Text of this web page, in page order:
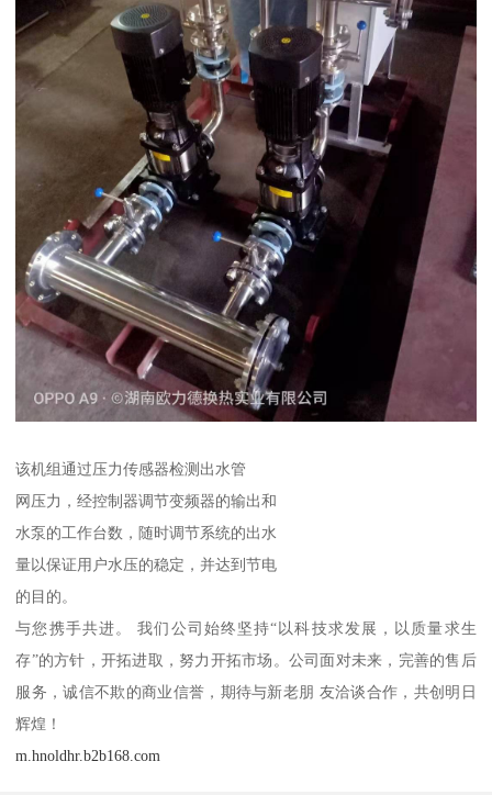
该机组通过压力传感器检测出水管
网压力，经控制器调节变频器的输出和
水泵的工作台数，随时调节系统的出水
量以保证用户水压的稳定，并达到节电
的目的。
与您携手共进。 我们公司始终坚持“以科技求发展，以质量求生
存”的方针，开拓进取，努力开拓市场。公司面对未来，完善的售后
服务，诚信不欺的商业信誉，期待与新老朋 友洽谈合作，共创明日
辉煌！
m.hnoldhr.b2b168.com